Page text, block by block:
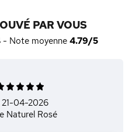
PAR VOUS
- Note moyenne 4.79/5
21-04-2026
Naturel Rosé